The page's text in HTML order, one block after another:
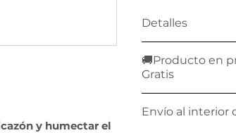
y humectar el
Detalles
anticipado,
entrega.
🚚Producto en
Gratis
Envío Gratis a
Envío al interior